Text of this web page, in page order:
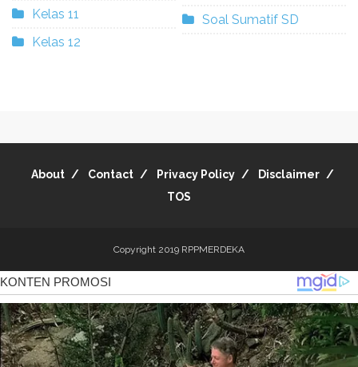
Kelas 11
Kelas 12
Soal Sumatif SD
About Contact Privacy Policy
Disclaimer
TOS
Copyright 2019 RPPMERDEKA